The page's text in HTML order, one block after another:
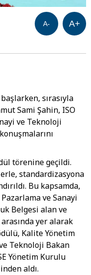
A+
A-
sırasıyla
Sami Şahin, ISO
ve Teknoloji
törenine geçildi.
standardizasyona
Bu kapsamda,
ve Sanayi
Belgesi alan ve
yer alarak
Kalite Yönetim
Teknoloji Bakan
Yönetim Kurulu
aldı.